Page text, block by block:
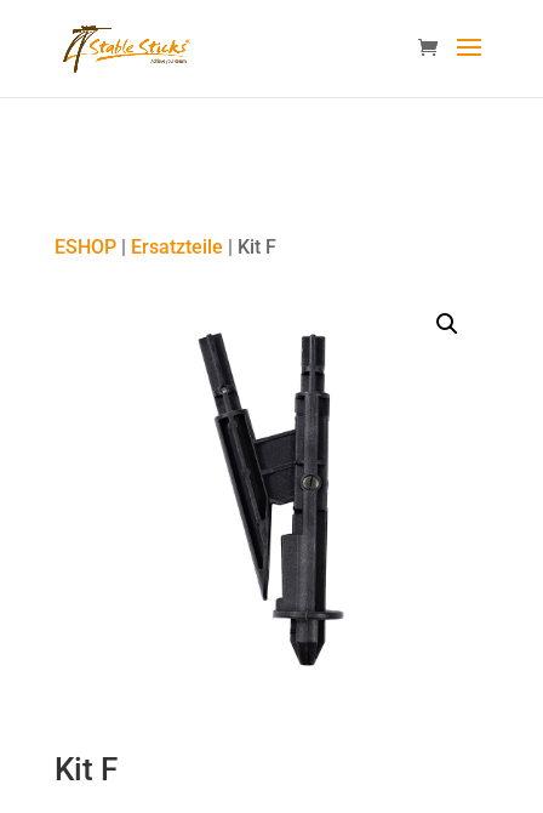
ESHOP| Ersatzteile | Kit F
Kit F